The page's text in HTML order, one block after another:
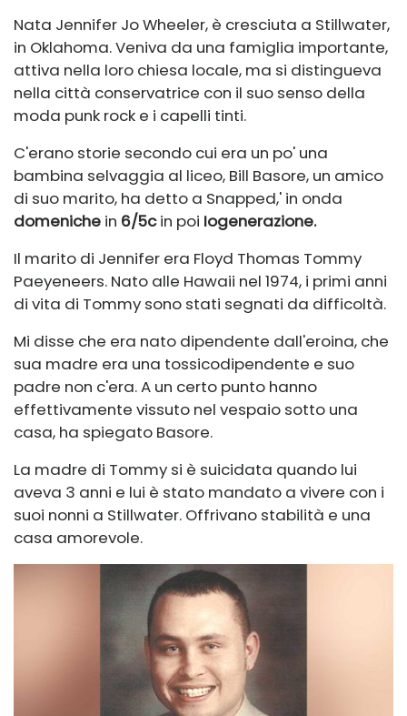
Nata Jennifer Jo Wheeler, è cresciuta a Stillwater,
in Oklahoma. Veniva da una famiglia importante,
attiva nella loro chiesa locale, ma si distingueva
nella città conservatrice con il suo senso della
moda punk rock e i capelli tinti.
C'erano storie secondo cui era un po' una
bambina selvaggia al liceo, Bill Basore, un amico
di suo marito, ha detto a Snapped,' in onda
domeniche in 6/5cin poi Iogenerazione.
Il marito di Jennifer era Floyd Thomas Tommy
Paeyeneers. Nato alle Hawaii nel 1974, i primi anni
di vita di Tommy sono stati segnati da difficoltà.
Mi disse che era nato dipendente dall'eroina, che
sua madre era una tossicodipendente e suo
padre non c'era. A un certo punto hanno
effettivamente vissuto nel vespaio sotto una
casa, ha spiegato Basore.
La madre di Tommy si è suicidata quando lui
aveva 3 anni e lui è stato mandato a vivere con i
suoi nonni a Stillwater. Offrivano stabilità e una
casa amorevole.